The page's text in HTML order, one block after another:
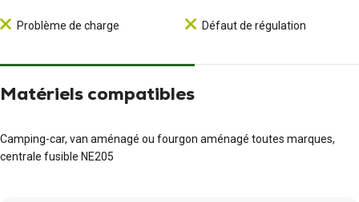
Problème de charge Défaut de régulation
Matériels compatibles
Camping-car, van aménagé ou fourgon aménagé toutes marques,
centrale fusible NE205